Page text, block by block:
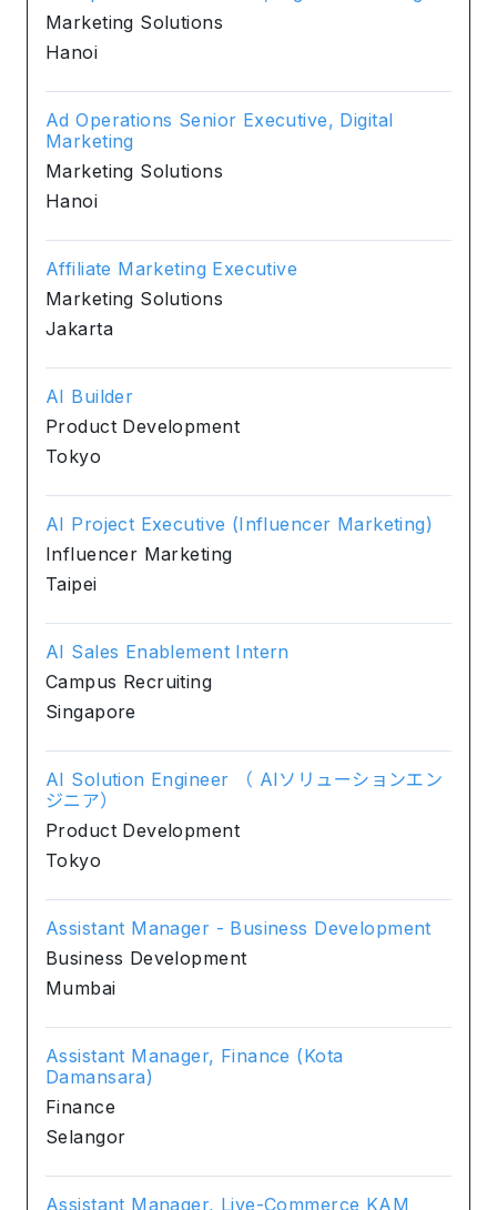
Marketing Solutions
Hanoi
Ad Operations Senior Executive, Digital
Marketing
Marketing Solutions
Hanoi
Affiliate Marketing Executive
Marketing Solutions
Jakarta
AI Builder
Product Development
Tokyo
AI Project Executive (Influencer Marketing)
Influencer Marketing
Taipei
AI Sales Enablement Intern
Campus Recruiting
Singapore
AI Solution Engineer （ AIソリューションエン
ジニア）
Product Development
Tokyo
Assistant Manager - Business Development
Business Development
Mumbai
Assistant Manager, Finance (Kota
Damansara)
Finance
Selangor
Assistant Manager, Live-Commerce KAM